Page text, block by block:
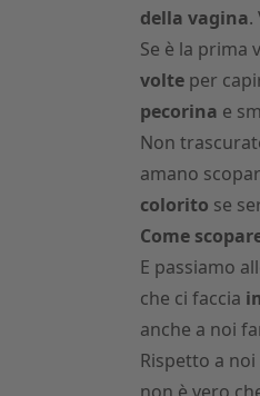
della vagina.
Se è la prima
volteper
pecorina e
Non
amano
colorito se
Come
E passiamo
che ci faccia
anche a noi
Rispetto a